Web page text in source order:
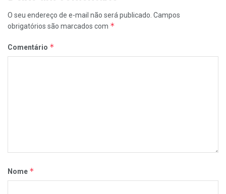
O seu endereço de e-mail não será publicado. Campos
obrigatórios são marcados com *
Comentário *
Nome *